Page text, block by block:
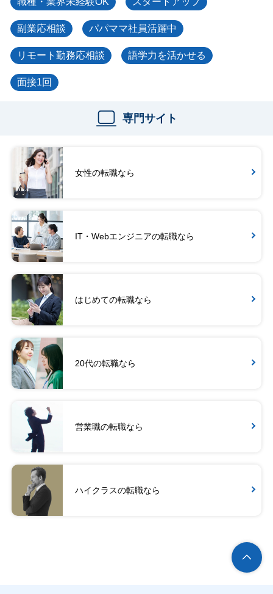
副業応相談 パパママ社員活躍中
リモート勤務応相談 語学力を活かせる
面接1回
専門サイト
女性の転職なら
IT・Webエンジニアの転職なら
はじめての転職なら
20代の転職なら
営業職の転職なら
ハイクラスの転職なら